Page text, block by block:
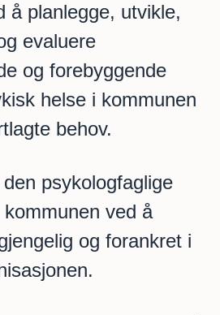
å planlegge, utvikle,
evaluere
og forebyggende
helse i kommunen
behov.
psykologfaglige
ved å
og forankret i